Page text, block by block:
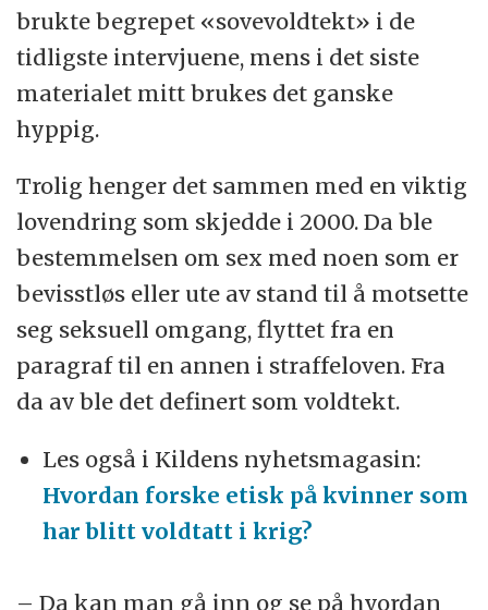
brukte begrepet «sovevoldtekt» i de
tidligste intervjuene, mens i det siste
materialet mitt brukes det ganske
hyppig.
Trolig henger det sammen med en viktig
lovendring som skjedde i 2000. Da ble
bestemmelsen om sex med noen som er
bevisstløs eller ute av stand til å motsette
seg seksuell omgang, flyttet fra en
paragraf til en annen i straffeloven. Fra
da av ble det definert som voldtekt.
Les også i Kildens nyhetsmagasin:
Hvordan forske etisk på kvinner som
har blitt voldtatt i krig?
– Da kan man gå inn og se på hvordan